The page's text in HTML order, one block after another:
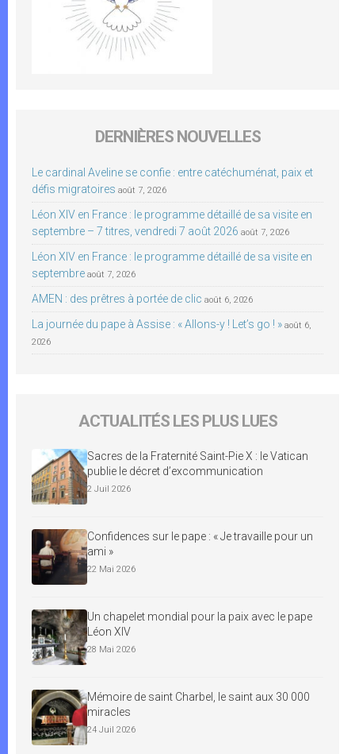
DERNIÈRES NOUVELLES
Le cardinal Aveline se confie : entre catéchuménat, paix et
défis migratoires août 7, 2026
Léon XIV en France : le programme détaillé de sa visite en
septembre – 7 titres, vendredi 7 août 2026 août 7, 2026
Léon XIV en France : le programme détaillé de sa visite en
septembre août 7, 2026
AMEN : des prêtres à portée de clic août 6, 2026
La journée du pape à Assise : « Allons-y ! Let’s go ! » août 6,
2026
ACTUALITÉS LES PLUS LUES
Sacres de la Fraternité Saint-Pie X : le Vatican
publie le décret d’excommunication
2 Juil 2026
Confidences sur le pape : « Je travaille pour un
ami »
22 Mai 2026
Un chapelet mondial pour la paix avec le pape
Léon XIV
28 Mai 2026
Mémoire de saint Charbel, le saint aux 30 000
miracles
24 Juil 2026